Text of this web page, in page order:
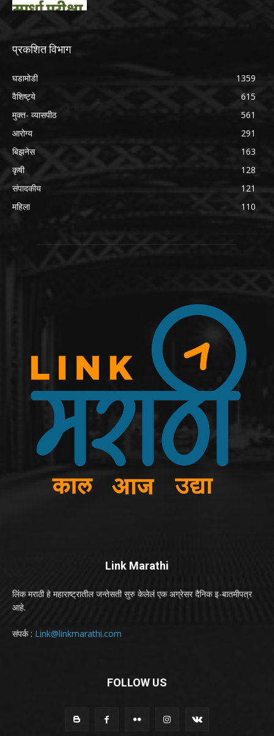
प्रकशित विभाग
घडामोडी
1359
वैशिष्ट्ये
615
मुक्त- व्यासपीठ
561
आरोग्य
291
बिझनेस
163
कृषी
128
संपादकीय
121
महिला
110
Link Marathi
लिंक मराठी हे महाराष्ट्रातील जन्तेसती सुरु केलेलं एक अग्रेसर दैनिक इ-बातमीपत्र
आहे.
संपर्क : Link@linkmarathi.com
FOLLOW US